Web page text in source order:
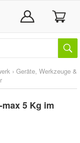
› Geräte, Werkzeuge &
5 Kg im